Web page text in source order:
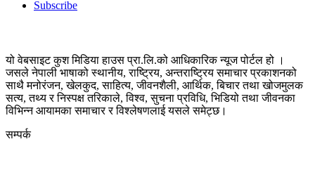
Subscribe
यो वेबसाइट कुश मिडिया हाउस प्रा.लि.को आधिकारिक न्यूज पोर्टल हो ।
जसले नेपाली भाषाको स्थानीय, राष्ट्रिय, अन्तराष्ट्रिय समाचार प्रकाशनको
साथै मनोरंजन, खेलकुद, साहित्य, जीवनशैली, आर्थिक, बिचार तथा खोजमुलक
सत्य, तथ्य र निस्पक्ष तरिकाले, विश्व, सुचना प्रविधि, भिडियो तथा जीवनका
विभिन्न आयामका समाचार र विश्लेषणलाई यसले समेट्छ।
सम्पर्क